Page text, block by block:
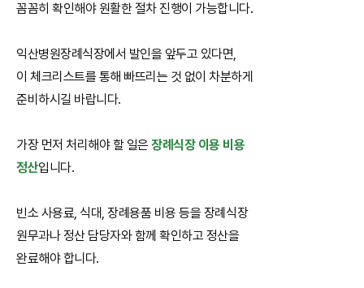
꼼꼼히 확인해야 원활한 절차 진행이 가능합니다.
익산병원장례식장에서 발인을 앞두고 있다면,
이 체크리스트를 통해 빠뜨리는 것 없이 차분하게
준비하시길 바랍니다.
가장 먼저 처리해야 할 일은장례식장 이용 비용
정산입니다.
빈소 사용료, 식대, 장례용품 비용 등을 장례식장
원무과나 정산 담당자와 함께 확인하고 정산을
완료해야 합니다.